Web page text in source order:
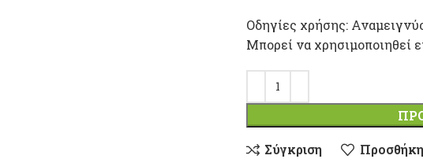
Οδηγίες χρήσης:
Μπορεί να χρησιμοποιηθεί
Σύγκριση